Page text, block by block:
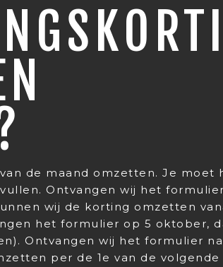
de maand omzetten. Je moet
Ontvangen wij het
wij de korting omzetten
het formulier op 5 oktober,
Ontvangen wij het formulier
per de 1e van de volgende